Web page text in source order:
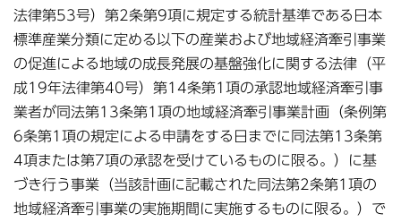
法律第53号）第2条第9項に規定する統計基準である日本
標準産業分類に定める以下の産業および地域経済牽引事業
の促進による地域の成長発展の基盤強化に関する法律（平
成19年法律第40号）第14条第1項の承認地域経済牽引事
業者が同法第13条第1項の地域経済牽引事業計画（条例第
6条第1項の規定による申請をする日までに同法第13条第
4項または第7項の承認を受けているものに限る。）に基
づき行う事業（当該計画に記載された同法第2条第1項の
地域経済牽引事業の実施期間に実施するものに限る。）で